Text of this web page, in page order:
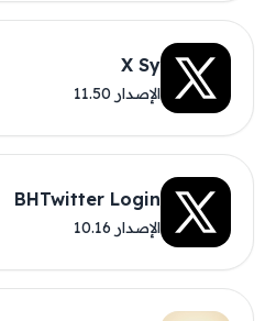
X Sy
الإصدار 11.50
BHTwitter Login
الإصدار 10.16